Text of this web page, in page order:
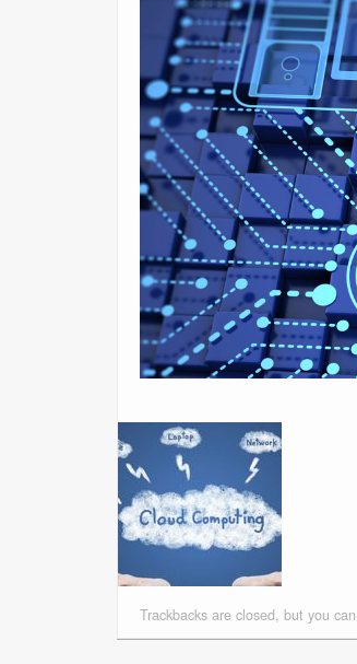
Trackbacks are closed, but you can